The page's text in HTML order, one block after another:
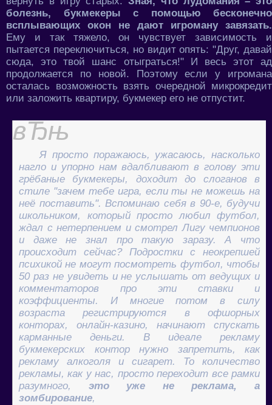
болезнь, букмекеры с помощью бесконечно
всплывающих окон не дают игроману завязать.
Ему и так тяжело, он чувствует зависимость и
пытается переключиться, но видит опять: "Друг, давай
сюда, это твой шанс отыграться!" И весь этот ад
продолжается по новой. Поэтому если у игромана
осталась возможность взять очередной микрокредит
или заложить квартиру, букмекер его не отпустит.
Я просто поражаюсь, ужасаюсь, насколько
нагло и упорно нам вдалбливают в голову эти
грёбаные букмекеры, доходит до слоганов в
стиле "зачем тебе игра, если ты не можешь на
неё поставить". Вспоминаю себя в 90-е, будучи
школьником, который просто любил футбол,
ждал с нетерпением и смотрел Лигу чемпионов
и даже не знал про такую заразу. А что
происходит сейчас? Подростки с неокрепшей
психикой не могут посмотреть футбол, чтобы
50 раз не увидеть и не услышать от ведущих и
комментаторов про эти ставки и
коэффициенты. И многие потом в силу
возраста регистрируются в офшорных
конторах, онлайн-казино, начинают спускать
карманные деньги. В идеале рекламу
букмекерских контор нужно запретить, как
рекламу алкоголя и сигарет. То количество
рекламы, как у нас, просто переходит все рамки
разумного, это уже не реклама, а
зомбирование,